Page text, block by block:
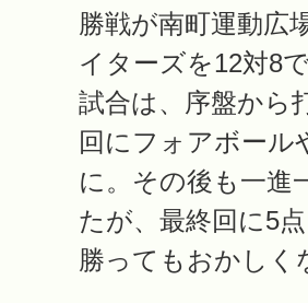
勝戦が南町運動広
イターズを12対8
試合は、序盤から
回にフォアボール
に。その後も一進
たが、最終回に5
勝ってもおかしく